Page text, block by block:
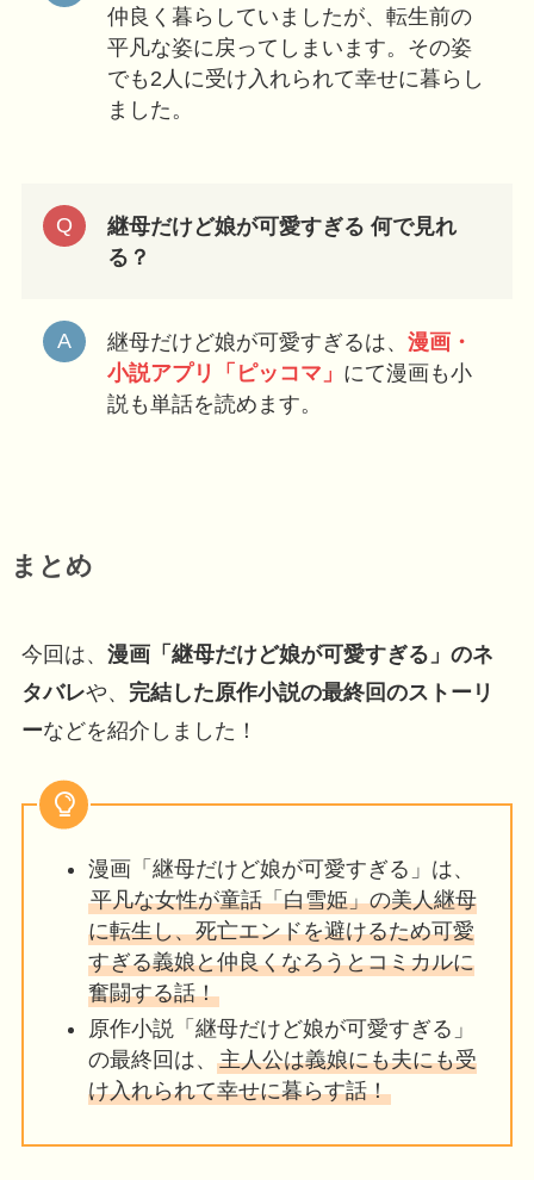
仲良く暮らしていましたが、転生前の
平凡な姿に戻ってしまいます。その姿
でも2人に受け入れられて幸せに暮らし
ました。
継母だけど娘が可愛すぎる 何で見れ
る？
継母だけど娘が可愛すぎるは、 漫画・
小説アプリ「ピッコマ」 にて漫画も小
説も単話を読めます。
まとめ
今回は、 漫画「継母だけど娘が可愛すぎる」のネ
タバレや、 完結した原作小説の最終回のストーリ
ーなどを紹介しました！
漫画「継母だけど娘が可愛すぎる」は、
平凡な女性が童話「白雪姫」の美人継母
に転生し、死亡エンドを避けるため可愛
すぎる義娘と仲良くなろうとコミカルに
奮闘する話！
原作小説「継母だけど娘が可愛すぎる」
の最終回は、 主人公は義娘にも夫にも受
け入れられて幸せに暮らす話！